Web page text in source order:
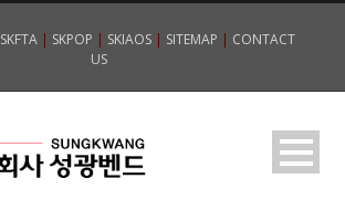
SKFTA| SKPOP | SKIAOS| SITEMAP | CONTACT
US